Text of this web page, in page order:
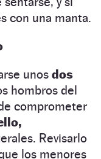
con una manta.
unos dos
hombros del
comprometer
Revisarlo
los menores